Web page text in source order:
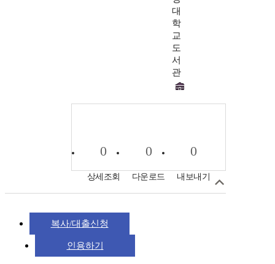
대
학
교
도
서
관
0
상세조회
0
다운로드
0
내보내기
복사/대출신청
인용하기